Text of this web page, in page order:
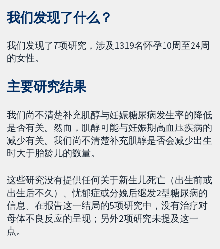
我们发现了什么？
我们发现了7项研究，涉及1319名怀孕10周至24周
的女性。
主要研究结果
我们尚不清楚补充肌醇与妊娠糖尿病发生率的降低
是否有关。然而，肌醇可能与妊娠期高血压疾病的
减少有关。我们尚不清楚补充肌醇是否会减少出生
时大于胎龄儿的数量。
这些研究没有提供任何关于新生儿死亡（出生前或
出生后不久）、忧郁症或分娩后继发2型糖尿病的
信息。在报告这一结局的5项研究中，没有治疗对
母体不良反应的呈现；另外2项研究未提及这一
点。